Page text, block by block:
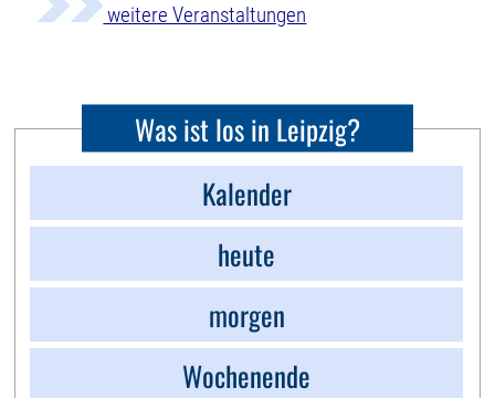
weitere Veranstaltungen
Was ist los in Leipzig?
Kalender
heute
morgen
Wochenende